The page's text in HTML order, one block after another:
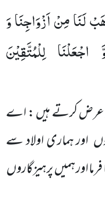
لَنَا مِنْ اَزْوَاجِنَا وَ
لِلْمُتَّقِیْنَ
عرض کرتے ہیں : اے
اور ہماری اولاد سے
اور ہمیںپرہیزگاروں